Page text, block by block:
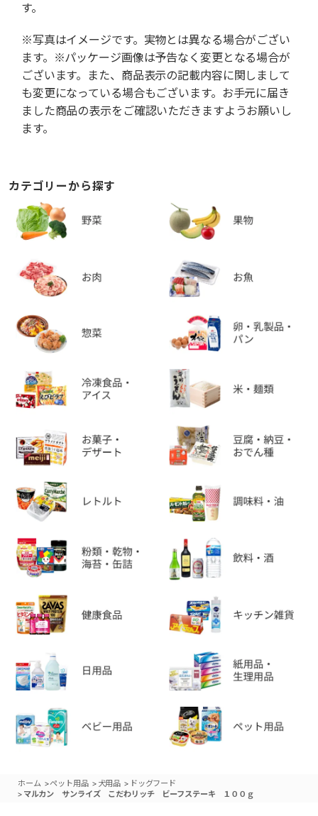
す。
※写真はイメージです。実物とは異なる場合がござい
ます。※パッケージ画像は予告なく変更となる場合が
ございます。また、商品表示の記載内容に関しまして
も変更になっている場合もございます。お手元に届き
ました商品の表示をご確認いただきますようお願いし
ます。
カテゴリーから探す
ホーム >ペット用品 > 犬用品 > ドッグフード
> マルカン サンライズ こだわリッチ ビーフステーキ １００ｇ